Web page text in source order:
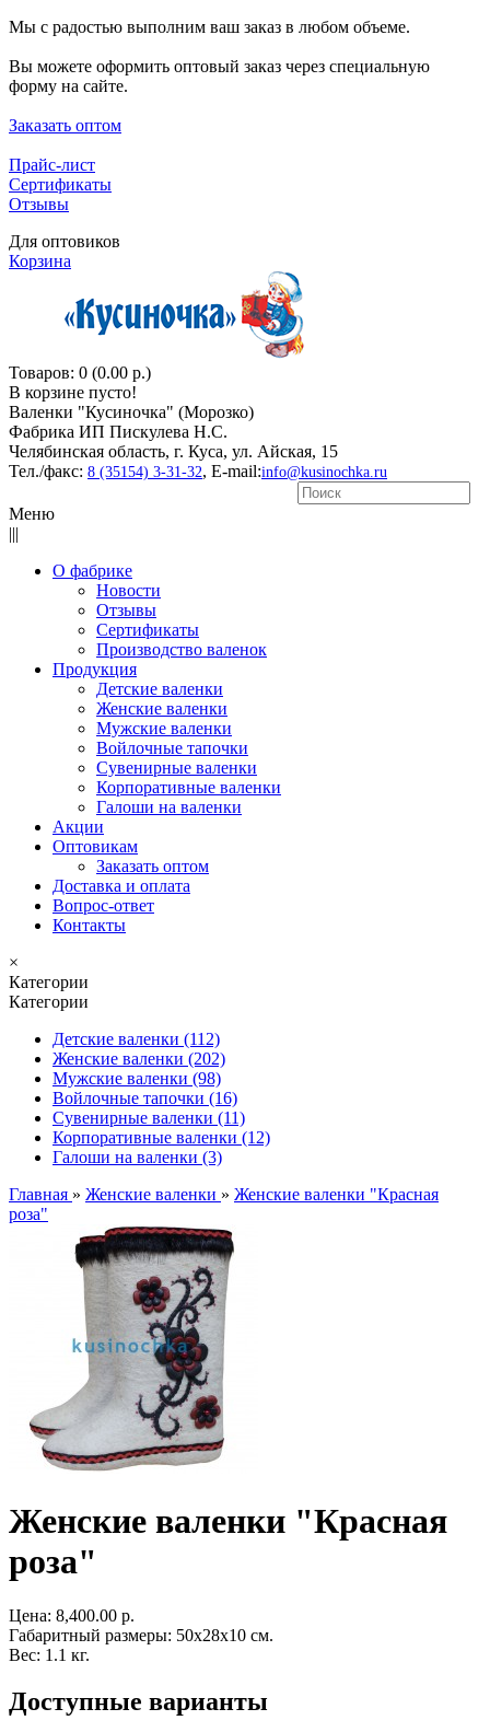
Мы с радостью выполним ваш заказ в любом объеме.
Вы можете оформить оптовый заказ через специальную
форму на сайте.
Заказать оптом
Прайс-лист
Сертификаты
Отзывы
Для оптовиков
Корзина
Товаров: 0 (0.00 р.)
В корзине пусто!
Валенки "Кусиночкa" (Морозко)
Фабрика ИП Пискулева Н.С.
Челябинская область, г. Куса, ул. Айская, 15
Тел./факс: 8 (35154) 3-31-32, E-mail:info@kusinochka.ru
Меню
|||
О фабрике
Новости
Отзывы
Сертификаты
Производство валенок
Продукция
Детские валенки
Женские валенки
Мужские валенки
Войлочные тапочки
Сувенирные валенки
Корпоративные валенки
Галоши на валенки
Акции
Оптовикам
Заказать оптом
Доставка и оплата
Вопрос-ответ
Контакты
×
Категории
Категории
Детские валенки (112)
Женские валенки (202)
Мужские валенки (98)
Войлочные тапочки (16)
Сувенирные валенки (11)
Корпоративные валенки (12)
Галоши на валенки (3)
Главная » Женские валенки » Женские валенки "Красная
роза"
Женские валенки "Красная
роза"
Цена: 8,400.00 р.
Габаритный размеры: 50x28x10 см.
Вес: 1.1 кг.
Доступные варианты